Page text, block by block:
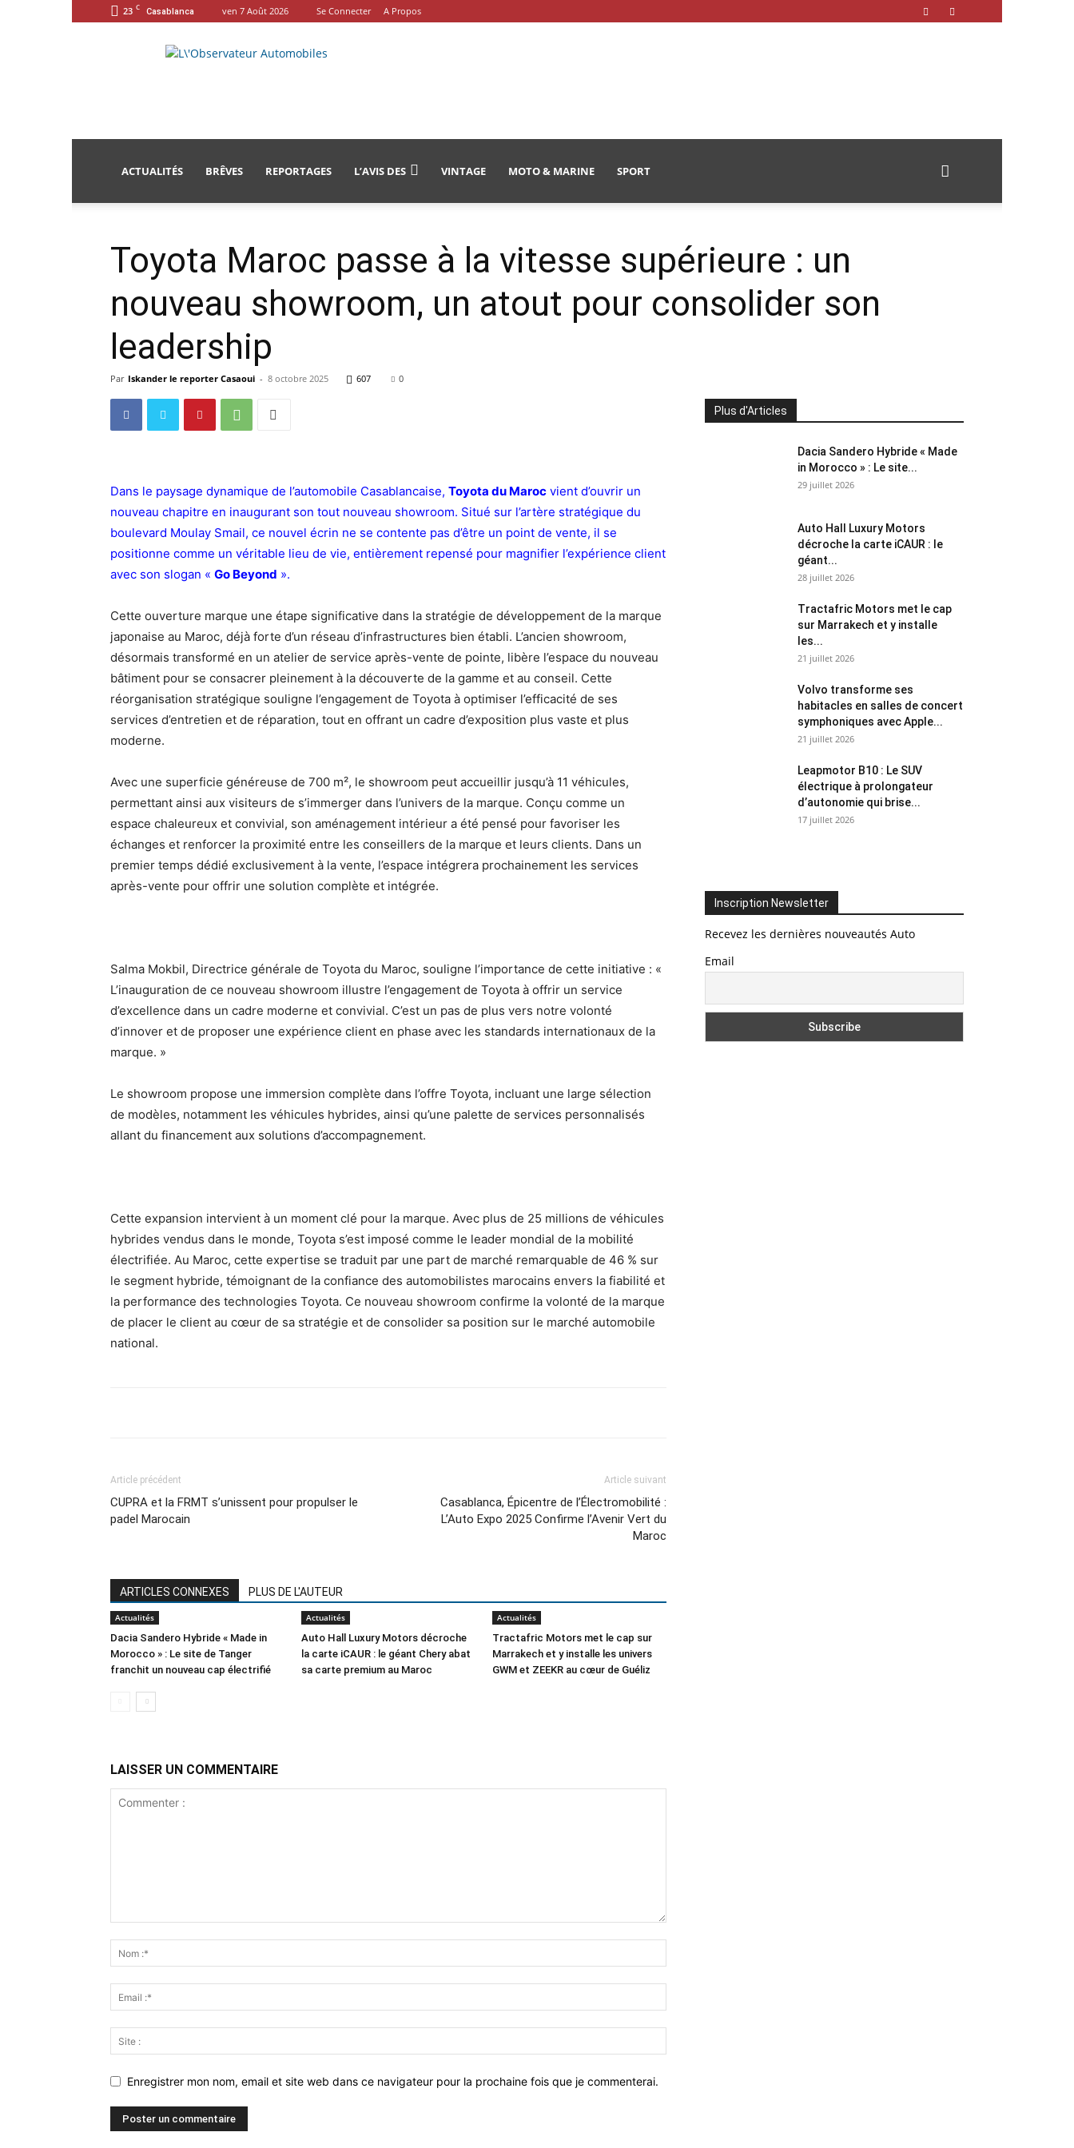
23 C Casablanca ven 7 Août 2026 Se Connecter A Propos
L'Observateur
ACTUALITÉS BRÊVES REPORTAGES L’AVIS DES VINTAGE MOTO & MARINE SPORT
Toyota Maroc passe à la vitesse supérieure : un
nouveau showroom, un atout pour consolider son
leadership
Par Iskander le reporter Casaoui - 8 octobre 2025 607 0
Dans le paysage dynamique de l’automobile Casablancaise, Toyota du Maroc vient d’ouvrir un
nouveau chapitre en inaugurant son tout nouveau showroom. Situé sur l’artère stratégique du
boulevard Moulay Smail, ce nouvel écrin ne se contente pas d’être un point de vente, il se
positionne comme un véritable lieu de vie, entièrement repensé pour magnifier l’expérience client
avec son slogan « Go Beyond ».
Cette ouverture marque une étape significative dans la stratégie de développement de la marque
japonaise au Maroc, déjà forte d’un réseau d’infrastructures bien établi. L’ancien showroom,
désormais transformé en un atelier de service après-vente de pointe, libère l’espace du nouveau
bâtiment pour se consacrer pleinement à la découverte de la gamme et au conseil. Cette
réorganisation stratégique souligne l’engagement de Toyota à optimiser l’efficacité de ses
services d’entretien et de réparation, tout en offrant un cadre d’exposition plus vaste et plus
moderne.
Avec une superficie généreuse de 700 m², le showroom peut accueillir jusqu’à 11 véhicules,
permettant ainsi aux visiteurs de s’immerger dans l’univers de la marque. Conçu comme un
espace chaleureux et convivial, son aménagement intérieur a été pensé pour favoriser les
échanges et renforcer la proximité entre les conseillers de la marque et leurs clients. Dans un
premier temps dédié exclusivement à la vente, l’espace intégrera prochainement les services
après-vente pour offrir une solution complète et intégrée.
Salma Mokbil, Directrice générale de Toyota du Maroc, souligne l’importance de cette initiative : «
L’inauguration de ce nouveau showroom illustre l’engagement de Toyota à offrir un service
d’excellence dans un cadre moderne et convivial. C’est un pas de plus vers notre volonté
d’innover et de proposer une expérience client en phase avec les standards internationaux de la
marque. »
Le showroom propose une immersion complète dans l’offre Toyota, incluant une large sélection
de modèles, notamment les véhicules hybrides, ainsi qu’une palette de services personnalisés
allant du financement aux solutions d’accompagnement.
Cette expansion intervient à un moment clé pour la marque. Avec plus de 25 millions de véhicules
hybrides vendus dans le monde, Toyota s’est imposé comme le leader mondial de la mobilité
électrifiée. Au Maroc, cette expertise se traduit par une part de marché remarquable de 46 % sur
le segment hybride, témoignant de la confiance des automobilistes marocains envers la fiabilité et
la performance des technologies Toyota. Ce nouveau showroom confirme la volonté de la marque
de placer le client au cœur de sa stratégie et de consolider sa position sur le marché automobile
national.
Article précédent
CUPRA et la FRMT s’unissent pour propulser le
padel Marocain
Article suivant
Casablanca, Épicentre de l’Électromobilité :
L’Auto Expo 2025 Confirme l’Avenir Vert du
Maroc
ARTICLES CONNEXES PLUS DE L'AUTEUR
Actualités
Dacia Sandero Hybride « Made in
Morocco » : Le site de Tanger
franchit un nouveau cap électrifié
Actualités
Auto Hall Luxury Motors décroche
la carte iCAUR : le géant Chery abat
sa carte premium au Maroc
Actualités
Tractafric Motors met le cap sur
Marrakech et y installe les univers
GWM et ZEEKR au cœur de Guéliz
LAISSER UN COMMENTAIRE
Enregistrer mon nom, email et site web dans ce navigateur pour la prochaine fois que je commenterai.
Plus d'Articles
Dacia Sandero Hybride « Made
in Morocco » : Le site...
29 juillet 2026
Auto Hall Luxury Motors
décroche la carte iCAUR : le
géant...
28 juillet 2026
Tractafric Motors met le cap
sur Marrakech et y installe
les...
21 juillet 2026
Volvo transforme ses
habitacles en salles de concert
symphoniques avec Apple...
21 juillet 2026
Leapmotor B10 : Le SUV
électrique à prolongateur
d’autonomie qui brise...
17 juillet 2026
Inscription Newsletter
Recevez les dernières nouveautés Auto
Email